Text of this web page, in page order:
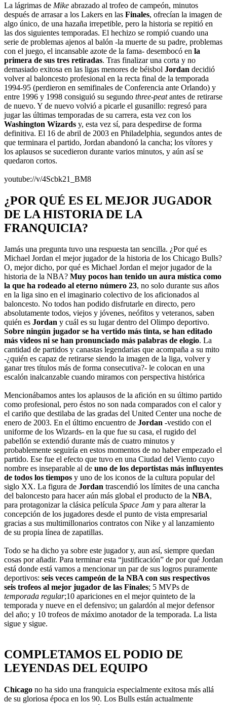
La lágrimas de Mike abrazado al trofeo de campeón, minutos
después de arrasar a los Lakers en las Finales, ofrecían la imagen de
algo único, de una hazaña irrepetible, pero la historia se repitió en
las dos siguientes temporadas. El hechizo se rompió cuando una
serie de problemas ajenos al balón -la muerte de su padre, problemas
con el juego, el incansable azote de la fama- desembocó en la
primera de sus tres retiradas. Tras finalizar una corta y no
demasiado exitosa en las ligas menores de béisbol Jordan decidió
volver al baloncesto profesional en la recta final de la temporada
1994-95 (perdieron en semifinales de Conferencia ante Orlando) y
entre 1996 y 1998 consiguió su segundo three-peatantes de retirarse
de nuevo. Y de nuevo volvió a picarle el gusanillo: regresó para
jugar las últimas temporadas de su carrera, esta vez con los
Washington Wizards y, esta vez sí, para despedirse de forma
definitiva. El 16 de abril de 2003 en Philadelphia, segundos antes de
que terminara el partido, Jordan abandonó la cancha; los vítores y
los aplausos se sucedieron durante varios minutos, y aún así se
quedaron cortos.
youtube://v/4Scbk21_BM8
¿POR QUÉ ES EL MEJOR JUGADOR
DE LA HISTORIA DE LA
FRANQUICIA?
Jamás una pregunta tuvo una respuesta tan sencilla. ¿Por qué es
Michael Jordan el mejor jugador de la historia de los Chicago Bulls?
O, mejor dicho, por qué es Michael Jordan el mejor jugador de la
historia de la NBA? Muy pocos han tenido un aura mística como
la que ha rodeado al eterno número 23, no solo durante sus años
en la liga sino en el imaginario colectivo de los aficionados al
baloncesto. No todos han podido disfrutarle en directo, pero
absolutamente todos, viejos y jóvenes, neófitos y veteranos, saben
quién es Jordan y cuál es su lugar dentro del Olimpo deportivo.
Sobre ningún jugador se ha vertido más tinta, se han editado
más videos ni se han pronunciado más palabras de elogio. La
cantidad de partidos y canastas legendarias que acompaña a su mito
-¿quién es capaz de retirarse siendo la imagen de la liga, volver y
ganar tres títulos más de forma consecutiva?- le colocan en una
escalón inalcanzable cuando miramos con perspectiva histórica
Mencionábamos antes los aplausos de la afición en su último partido
como profesional, pero éstos no son nada comparados con el calor y
el cariño que destilaba de las gradas del United Center una noche de
enero de 2003. En el último encuentro de Jordan -vestido con el
uniforme de los Wizards- en la que fue su casa, el rugido del
pabellón se extendió durante más de cuatro minutos y
probablemente seguiría en estos momentos de no haber empezado el
partido. Ese fue el efecto que tuvo en una Ciudad del Viento cuyo
nombre es inseparable al de uno de los deportistas más influyentes
de todos los tiempos y uno de los iconos de la cultura popular del
siglo XX. La figura de Jordan trascendió los límites de una cancha
del baloncesto para hacer aún más global el producto de la NBA,
para protagonizar la clásica película Space Jam y para alterar la
concepción de los jugadores desde el punto de vista empresarial
gracias a sus multimillonarios contratos con Nike y al lanzamiento
de su propia línea de zapatillas.
Todo se ha dicho ya sobre este jugador y, aun así, siempre quedan
cosas por añadir. Para terminar esta “justificación” de por qué Jordan
está donde está vamos a mencionar un par de sus logros puramente
deportivos: seis veces campeón de la NBA con sus respectivos
seis trofeos al mejor jugador de las Finales; 5 MVPs de
temporada regular;10 apariciones en el mejor quinteto de la
temporada y nueve en el defensivo; un galardón al mejor defensor
del año; y 10 trofeos de máximo anotador de la temporada. La lista
sigue y sigue.
COMPLETAMOS EL PODIO DE
LEYENDAS DEL EQUIPO
Chicago no ha sido una franquicia especialmente exitosa más allá
de su gloriosa época en los 90. Los Bulls están actualmente